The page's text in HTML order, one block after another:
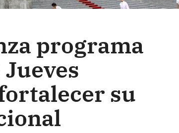
programa
su